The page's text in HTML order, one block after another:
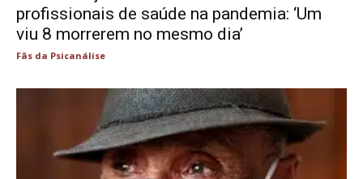
profissionais de saúde na pandemia: ‘Um
viu 8 morrerem no mesmo dia’
Fãs da Psicanálise